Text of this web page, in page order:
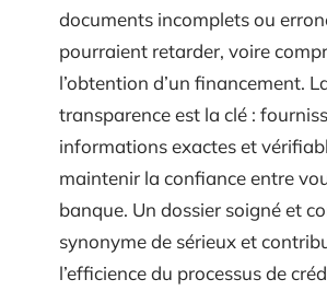
documents incomplets ou
pourraient retarder, voire
l’obtention d’un financement.
transparence est la clé :
informations exactes et
maintenir la confiance entre
banque. Un dossier soigné et
synonyme de sérieux et
l’efficience du processus de